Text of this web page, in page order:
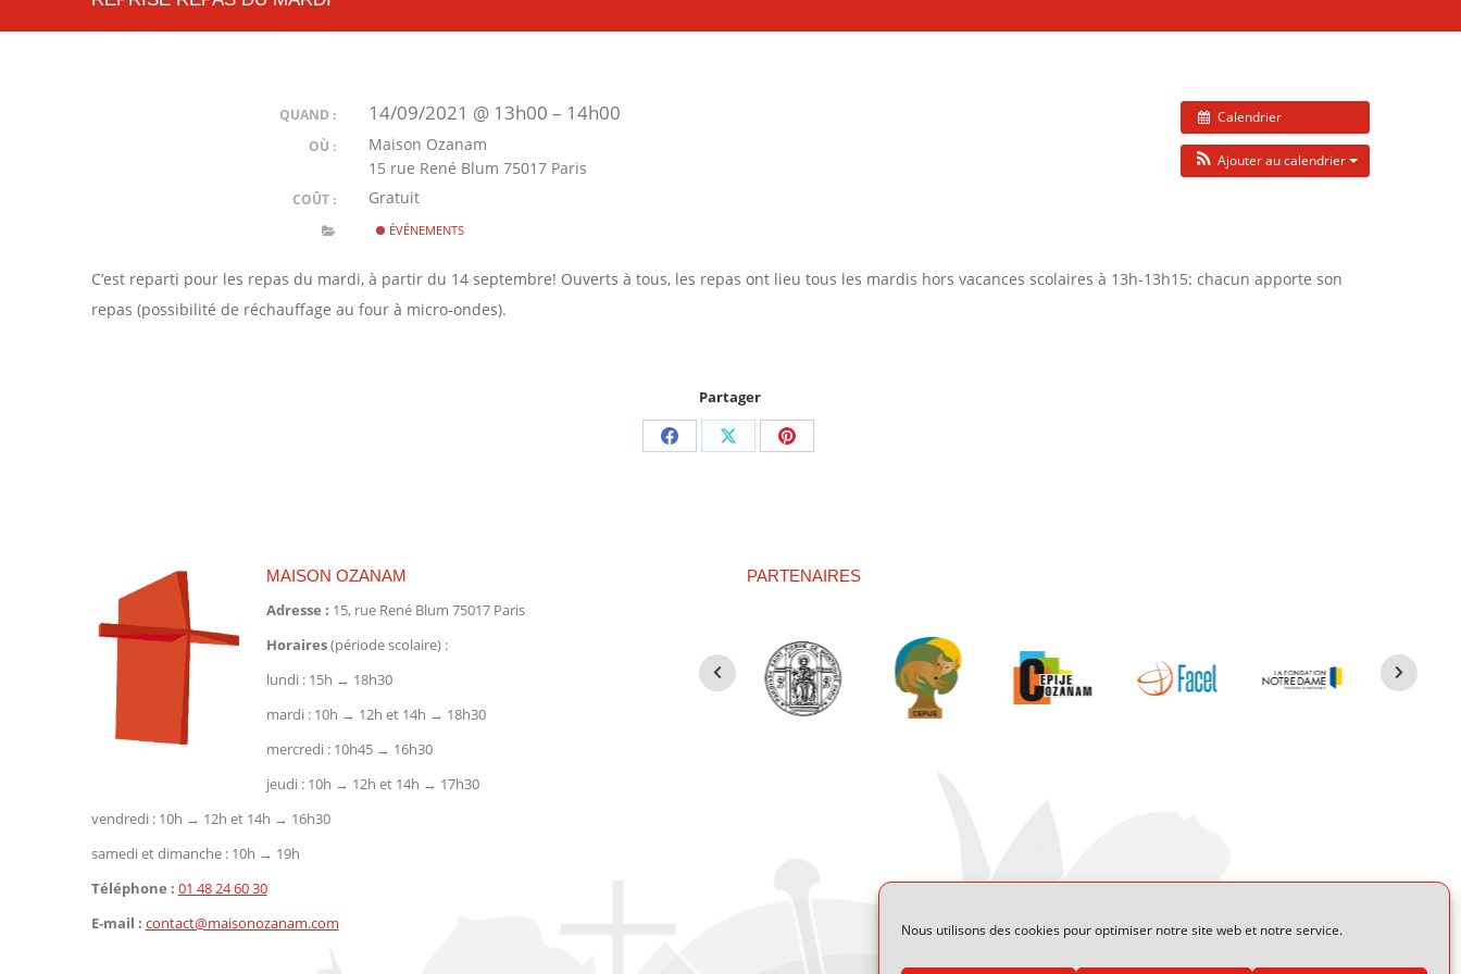
Nous utilisons des cookies pour optimiser notre site web et notre service.
Calendrier
Ajouter au calendrier
QUAND : 14/09/2021 @ 13h00 – 14h00
OÙ :
Maison Ozanam
15 rue René Blum 75017 Paris
COÛT : Gratuit
ÉVÉNEMENTS
C’est reparti pour les repas du mardi, à partir du 14 septembre! Ouverts à tous, les repas ont lieu tous les mardis hors vacances scolaires à 13h-13h15: chacun apporte son
repas (possibilité de réchauffage au four à micro-ondes).
Partager
PartagerPartagerPartager
MAISON OZANAM
Adresse : 15, rue René Blum 75017 Paris
Horaires(période scolaire) :
lundi : 15h → 18h30
mardi : 10h → 12h et 14h → 18h30
mercredi : 10h45 → 16h30
jeudi : 10h → 12h et 14h → 17h30
vendredi : 10h → 12h et 14h → 16h30
samedi et dimanche : 10h → 19h
Téléphone : 01 48 24 60 30
E-mail : contact@maisonozanam.com
PARTENAIRES